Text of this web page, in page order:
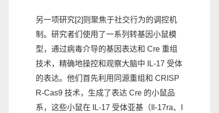
另一项研究[2]则聚焦于社交行为的调控机
制。研究者们使用了一系列转基因小鼠模
型，通过病毒介导的基因表达和 Cre 重组
技术，精确地操控和观察大脑中 IL-17 受体
的表达。他们首先利用同源重组和 CRISP
R-Cas9 技术，生成了表达 Cre 的小鼠品
系，这些小鼠在 IL-17 受体亚基（Il-17ra、I